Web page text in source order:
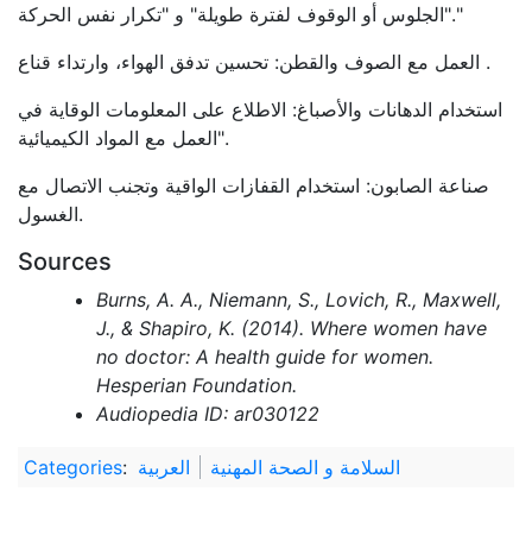
"الجلوس أو الوقوف لفترة طويلة" و "تكرار نفس الحركة."
العمل مع الصوف والقطن: تحسين تدفق الهواء، وارتداء قناع .
استخدام الدهانات والأصباغ: الاطلاع على المعلومات الوقاية في
"العمل مع المواد الكيميائية.
صناعة الصابون: استخدام القفازات الواقية وتجنب الاتصال مع
الغسول.
Sources
Burns, A. A., Niemann, S., Lovich, R., Maxwell,
J., & Shapiro, K. (2014). Where women have
no doctor: A health guide for women.
Hesperian Foundation.
Audiopedia ID: ar030122
Categories: العربية السلامة و الصحة المهنية